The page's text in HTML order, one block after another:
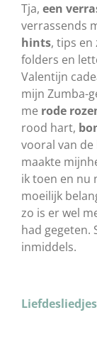
Tja, een
verrassends
hints, tips en
folders en
Valentijn
mijn Zumba-
me rode
rood hart,
vooral van de
maakte
ik toen en nu
moeilijk
zo is er wel
had gegeten.
inmiddels.
Liefdesliedjes